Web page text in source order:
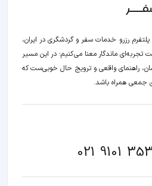
پلتفرم رزرو خدمات سفر و گردشگری در ایران،
ماندگار معنا می‌کنیم؛ در این مسیر‍
راهنمای واقعی و ترویج حال خوبی‌ست که
جمعی همراه باشد.
021 9101